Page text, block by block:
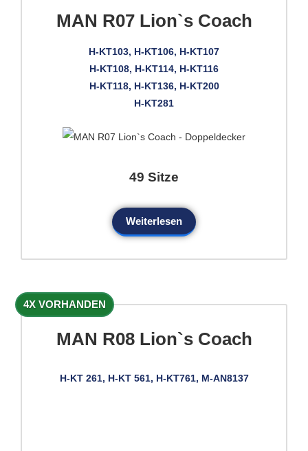
MAN R07 Lion`s Coach
H-KT103, H-KT106, H-KT107
H-KT108, H-KT114, H-KT116
H-KT118, H-KT136, H-KT200
H-KT281
49 Sitze
Weiterlesen
4X VORHANDEN
MAN R08 Lion`s Coach
H-KT 261, H-KT 561, H-KT761, M-AN8137